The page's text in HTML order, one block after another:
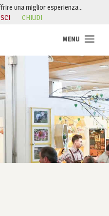
una miglior esperienza…
CHIUDI